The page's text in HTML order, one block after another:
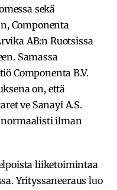
sekä
Componenta
AB:n Ruotsissa
Samassa
Componenta B.V.
on, että
ve Sanayi A.S.
ilman
liiketoimintaa
Yrityssaneeraus luo